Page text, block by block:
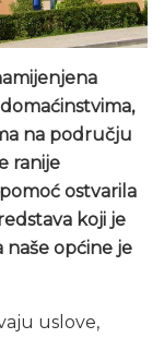
na području
ranije
ostvarila
koji je
naše općine je
uslove,